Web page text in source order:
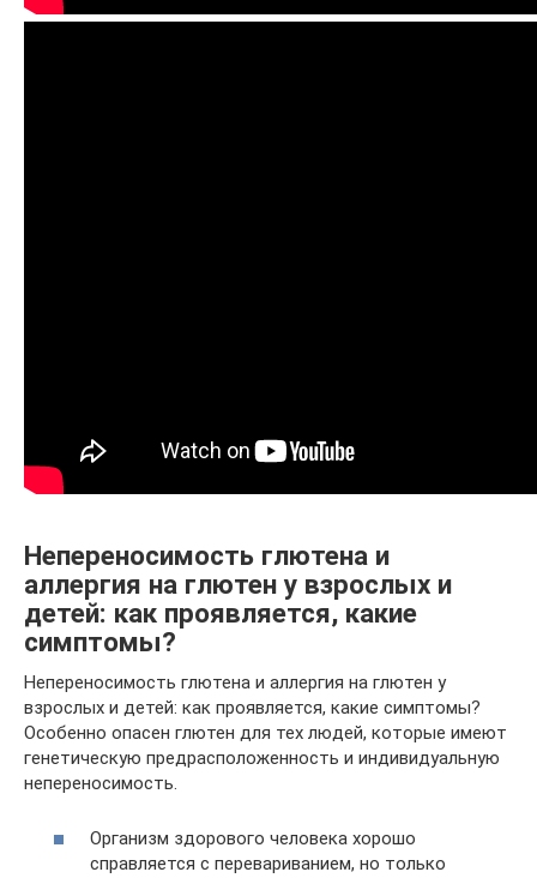
Непереносимость глютена и
аллергия на глютен у взрослых и
детей: как проявляется, какие
симптомы?
Непереносимость глютена и аллергия на глютен у
взрослых и детей: как проявляется, какие симптомы?
Особенно опасен глютен для тех людей, которые имеют
генетическую предрасположенность и индивидуальную
непереносимость.
Организм здорового человека хорошо
справляется с перевариванием, но только